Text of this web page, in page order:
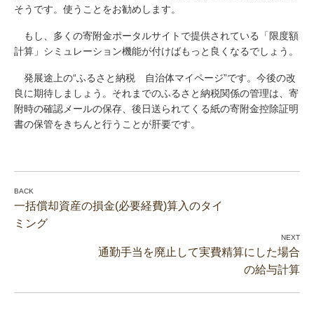
そうです。使うことをお勧めします。
もし、多くの寄附金ポータルサイトで提供されている「限度額
計算」シミュレーション機能が付けばもっと良くなるでしょう。
発展途上の“ふるさと納税 自治体マイページ”です。今後の改
良に期待しましょう。それまでのふるさと納税関係の管理は、寄
附時の確認メールの保存、後日送られてくる紙の寄附金控除証明
書の保管をきちんと行うことが肝要です。
一括償却資産の損金(必要経費)算入のタイ
ミング
通勤手当を廃止して実費精算にした場合
の給与計算